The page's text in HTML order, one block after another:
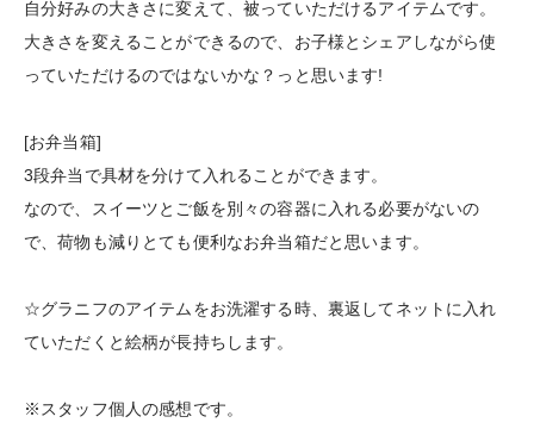
自分好みの大きさに変えて、被っていただけるアイテムです。
大きさを変えることができるので、お子様とシェアしながら使
っていただけるのではないかな？っと思います!
[お弁当箱]
3段弁当で具材を分けて入れることができます。
なので、スイーツとご飯を別々の容器に入れる必要がないの
で、荷物も減りとても便利なお弁当箱だと思います。
☆グラニフのアイテムをお洗濯する時、裏返してネットに入れ
ていただくと絵柄が長持ちします。
※スタッフ個人の感想です。